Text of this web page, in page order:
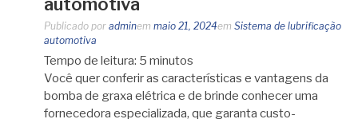
Publicado por adminem maio 21, 2024em Sistema de lubrificação
automotiva
Tempo de leitura: 5 minutos
Você quer conferir as características e vantagens da
bomba de graxa elétrica e de brinde conhecer uma
fornecedora especializada, que garanta custo-